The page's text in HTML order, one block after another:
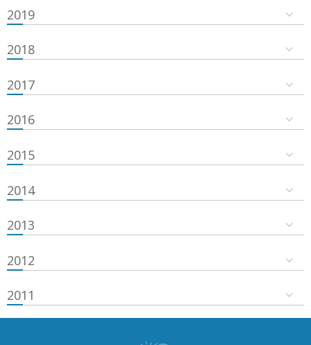
2019
2018
2017
2016
2015
2014
2013
2012
2011